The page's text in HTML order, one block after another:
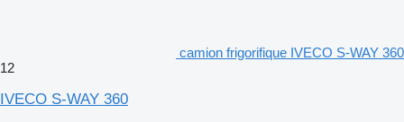
camion frigorifique IVECO S-WAY 360
12
IVECO S-WAY 360